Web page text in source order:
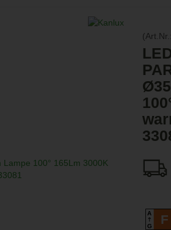
(Art.Nr.:
A
GF